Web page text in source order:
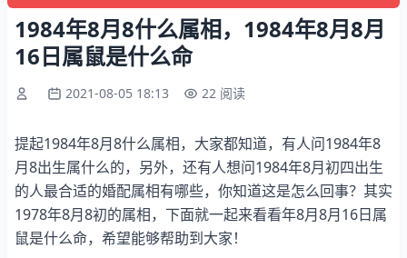
1984年8月8什么属相，1984年8月8月
16日属鼠是什么命
2021-08-05 18:13 22 阅读
提起1984年8月8什么属相，大家都知道，有人问1984年8
月8出生属什么的，另外，还有人想问1984年8月初四出生
的人最合适的婚配属相有哪些，你知道这是怎么回事？其实
1978年8月8初的属相，下面就一起来看看年8月8月16日属
鼠是什么命，希望能够帮助到大家！